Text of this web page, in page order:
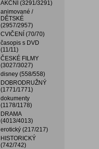
AKČNÍ (3291/3291)
animované /
DĚTSKÉ
(2957/2957)
CVIČENÍ (70/70)
časopis s DVD
(11/11)
ČESKÉ FILMY
(3027/3027)
disney (558/558)
DOBRODRUŽNÝ
(1771/1771)
dokumenty
(1178/1178)
DRAMA
(4013/4013)
erotický (217/217)
HISTORICKÝ
(742/742)